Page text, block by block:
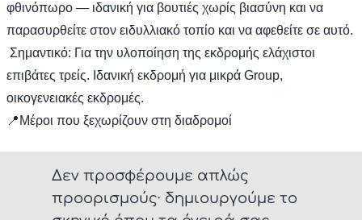
φθινόπωρο — ιδανική για βουτιές χωρίς βιασύνη και να
παρασυρθείτε στον ειδυλλιακό τοπίο και να αφεθείτε σε αυτό.
Σημαντικό: Για την υλοποίηση της εκδρομής ελάχιστοι
επιβάτες τρείς. Ιδανική εκδρομή για μικρά Group,
οικογενειακές εκδρομές.
📍 Μέροι που ξεχωρίζουν στη διαδρομοί
Δεν προσφέρουμε απλώς
προορισμούς· δημιουργούμε το